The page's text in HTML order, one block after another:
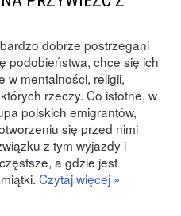
dobrze postrzegani
podobieństwa, chce się ich
w mentalności, religii,
rzeczy. Co istotne, w
polskich emigrantów,
się przed nimi
z tym wyjazdy i
a gdzie jest
Czytaj więcej »